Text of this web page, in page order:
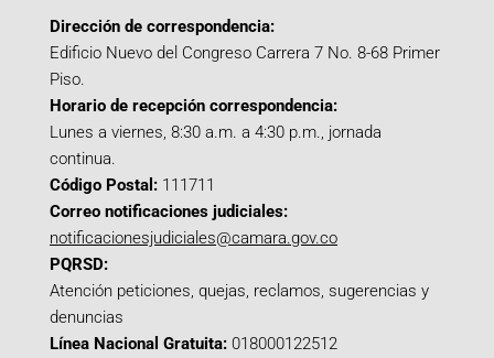
Dirección de correspondencia:
Edificio Nuevo del Congreso Carrera 7 No. 8-68 Primer
Piso.
Horario de recepción correspondencia:
Lunes a viernes, 8:30 a.m. a 4:30 p.m., jornada
continua.
Código Postal: 111711
Correo notificaciones judiciales:
notificacionesjudiciales@camara.gov.co
PQRSD:
Atención peticiones, quejas, reclamos, sugerencias y
denuncias
Línea Nacional Gratuita: 018000122512